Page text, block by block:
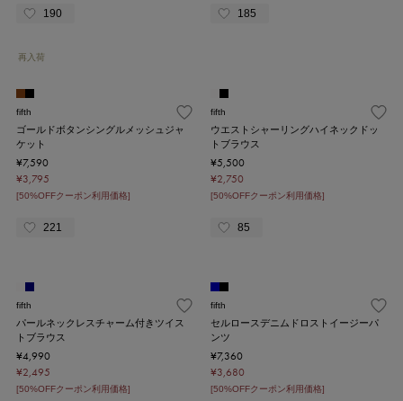
190 185
再入荷
fifth
ゴールドボタンシングルメッシュジャ
ケット
¥7,590
¥3,795
[50%OFFクーポン利用価格]
221
fifth
ウエストシャーリングハイネックドッ
トブラウス
¥5,500
¥2,750
[50%OFFクーポン利用価格]
85
fifth
パールネックレスチャーム付きツイス
トブラウス
¥4,990
¥2,495
[50%OFFクーポン利用価格]
fifth
セルロースデニムドロストイージーパ
ンツ
¥7,360
¥3,680
[50%OFFクーポン利用価格]